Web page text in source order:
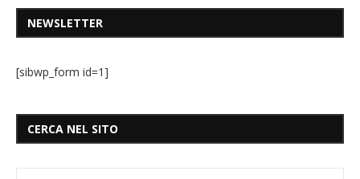
NEWSLETTER
[sibwp_form id=1]
CERCA NEL SITO